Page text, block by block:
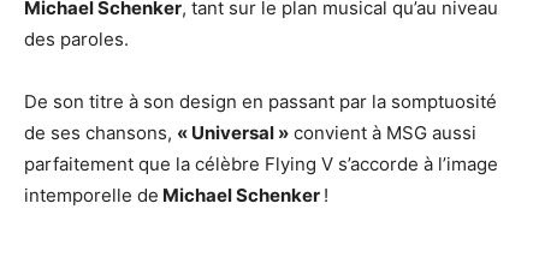
Michael Schenker, tant sur le plan musical qu’au niveau
des paroles.
De son titre à son design en passant par la somptuosité
de ses chansons, « Universal » convient à MSG aussi
parfaitement que la célèbre Flying V s’accorde à l’image
intemporelle de Michael Schenker !